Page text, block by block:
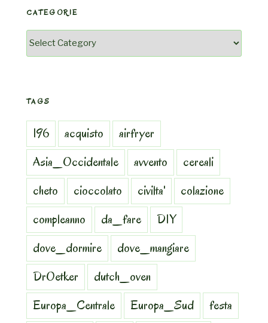
CATEGORIE
Categorie
TAGS
196 acquisto
airfryer
Asia_Occidentale
avvento
cereali
cheto
cioccolato civilta'
colazione
compleanno
da_fare
DIY
dove_dormire
dove_mangiare
DrOetker
dutch_oven
Europa_Centrale
Europa_Sud
festa